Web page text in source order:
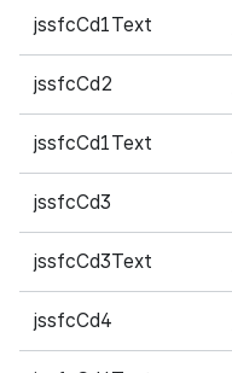
jssfcCd1Text
jssfcCd2
jssfcCd1Text
jssfcCd3
jssfcCd3Text
jssfcCd4